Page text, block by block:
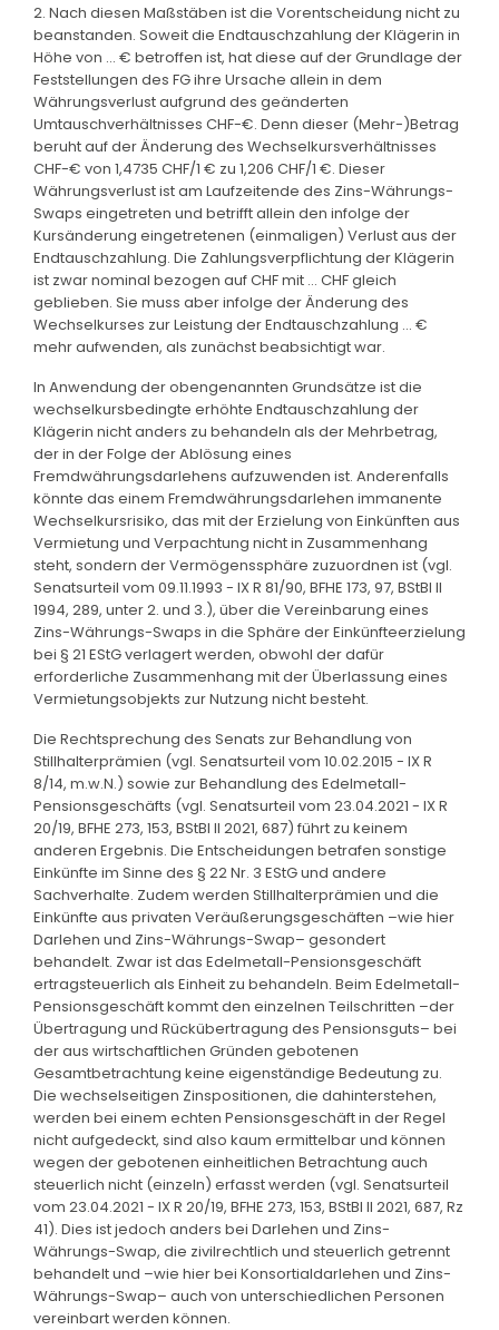
2. Nach diesen Maßstäben ist die Vorentscheidung nicht zu
beanstanden. Soweit die Endtauschzahlung der Klägerin in
Höhe von … € betroffen ist, hat diese auf der Grundlage der
Feststellungen des FG ihre Ursache allein in dem
Währungsverlust aufgrund des geänderten
Umtauschverhältnisses CHF-€. Denn dieser (Mehr-)Betrag
beruht auf der Änderung des Wechselkursverhältnisses
CHF-€ von 1,4735 CHF/1 € zu 1,206 CHF/1 €. Dieser
Währungsverlust ist am Laufzeitende des Zins-Währungs-
Swaps eingetreten und betrifft allein den infolge der
Kursänderung eingetretenen (einmaligen) Verlust aus der
Endtauschzahlung. Die Zahlungsverpflichtung der Klägerin
ist zwar nominal bezogen auf CHF mit … CHF gleich
geblieben. Sie muss aber infolge der Änderung des
Wechselkurses zur Leistung der Endtauschzahlung … €
mehr aufwenden, als zunächst beabsichtigt war.
In Anwendung der obengenannten Grundsätze ist die
wechselkursbedingte erhöhte Endtauschzahlung der
Klägerin nicht anders zu behandeln als der Mehrbetrag,
der in der Folge der Ablösung eines
Fremdwährungsdarlehens aufzuwenden ist. Anderenfalls
könnte das einem Fremdwährungsdarlehen immanente
Wechselkursrisiko, das mit der Erzielung von Einkünften aus
Vermietung und Verpachtung nicht in Zusammenhang
steht, sondern der Vermögenssphäre zuzuordnen ist (vgl.
Senatsurteil vom 09.11.1993 - IX R 81/90, BFHE 173, 97, BStBl II
1994, 289, unter 2. und 3.), über die Vereinbarung eines
Zins-Währungs-Swaps in die Sphäre der Einkünfteerzielung
bei § 21 EStG verlagert werden, obwohl der dafür
erforderliche Zusammenhang mit der Überlassung eines
Vermietungsobjekts zur Nutzung nicht besteht.
Die Rechtsprechung des Senats zur Behandlung von
Stillhalterprämien (vgl. Senatsurteil vom 10.02.2015 - IX R
8/14, m.w.N.) sowie zur Behandlung des Edelmetall-
Pensionsgeschäfts (vgl. Senatsurteil vom 23.04.2021 - IX R
20/19, BFHE 273, 153, BStBl II 2021, 687) führt zu keinem
anderen Ergebnis. Die Entscheidungen betrafen sonstige
Einkünfte im Sinne des § 22 Nr. 3 EStG und andere
Sachverhalte. Zudem werden Stillhalterprämien und die
Einkünfte aus privaten Veräußerungsgeschäften –wie hier
Darlehen und Zins-Währungs-Swap– gesondert
behandelt. Zwar ist das Edelmetall-Pensionsgeschäft
ertragsteuerlich als Einheit zu behandeln. Beim Edelmetall-
Pensionsgeschäft kommt den einzelnen Teilschritten –der
Übertragung und Rückübertragung des Pensionsguts– bei
der aus wirtschaftlichen Gründen gebotenen
Gesamtbetrachtung keine eigenständige Bedeutung zu.
Die wechselseitigen Zinspositionen, die dahinterstehen,
werden bei einem echten Pensionsgeschäft in der Regel
nicht aufgedeckt, sind also kaum ermittelbar und können
wegen der gebotenen einheitlichen Betrachtung auch
steuerlich nicht (einzeln) erfasst werden (vgl. Senatsurteil
vom 23.04.2021 - IX R 20/19, BFHE 273, 153, BStBl II 2021, 687, Rz
41). Dies ist jedoch anders bei Darlehen und Zins-
Währungs-Swap, die zivilrechtlich und steuerlich getrennt
behandelt und –wie hier bei Konsortialdarlehen und Zins-
Währungs-Swap– auch von unterschiedlichen Personen
vereinbart werden können.